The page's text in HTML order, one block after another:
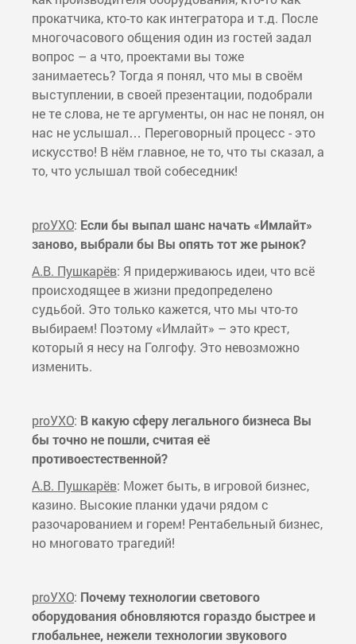
прокатчика, кто-то как интегратора и т.д. После
многочасового общения один из гостей задал
вопрос – а что, проектами вы тоже
занимаетесь? Тогда я понял, что мы в своём
выступлении, в своей презентации, подобрали
не те слова, не те аргументы, он нас не понял, он
нас не услышал… Переговорный процесс - это
искусство! В нём главное, не то, что ты сказал, а
то, что услышал твой собеседник!
proУХО: Если бы выпал шанс начать «Имлайт»
заново, выбрали бы Вы опять тот же рынок?
А.В. Пушкарёв: Я придерживаюсь идеи, что всё
происходящее в жизни предопределено
судьбой. Это только кажется, что мы что-то
выбираем! Поэтому «Имлайт» – это крест,
который я несу на Голгофу. Это невозможно
изменить.
proУХО: В какую сферу легального бизнеса Вы
бы точно не пошли, считая её
противоестественной?
А.В. Пушкарёв: Может быть, в игровой бизнес,
казино. Высокие планки удачи рядом с
разочарованием и горем! Рентабельный бизнес,
но многовато трагедий!
proУХО: Почему технологии светового
оборудования обновляются гораздо быстрее и
глобальнее, нежели технологии звукового